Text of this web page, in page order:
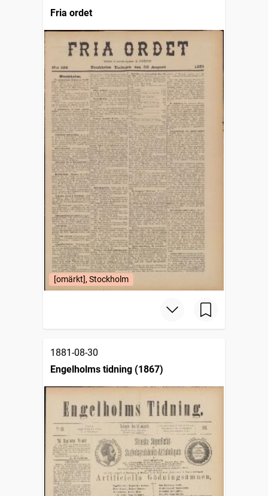
Fria ordet
[omärkt], Stockholm
1881-08-30
Engelholms tidning (1867)